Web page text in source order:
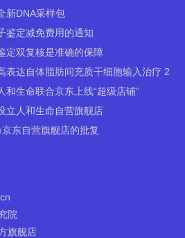
新DNA采样包
鉴定减免费用的通知
定双复核是准确的保障
表达自体脂肪间充质干细胞输入治疗 2
生命联合京东上线“超级店铺”
立人和生命自营旗舰店
东自营旗舰店的批复
院
旗舰店